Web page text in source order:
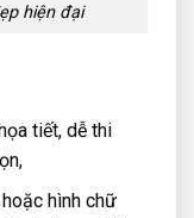
hiện đại
tiết, dễ thi
hình chữ